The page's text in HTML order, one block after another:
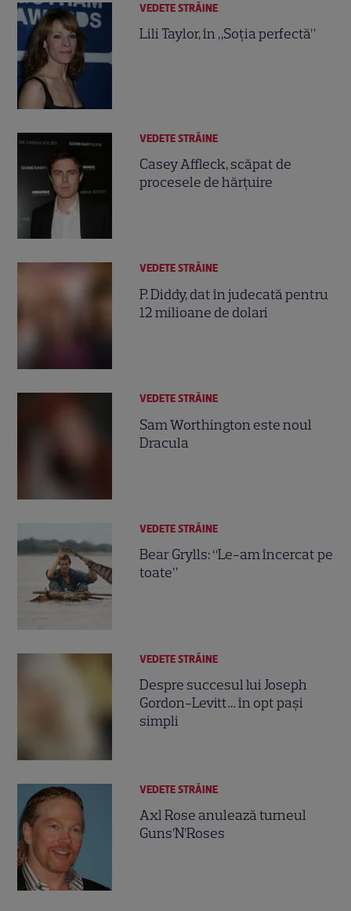
VEDETE STRĂINE
Lili Taylor, în „Soţia perfectă”
VEDETE STRĂINE
Casey Affleck, scăpat de
procesele de hărţuire
VEDETE STRĂINE
P. Diddy, dat în judecată pentru
12 milioane de dolari
VEDETE STRĂINE
Sam Worthington este noul
Dracula
VEDETE STRĂINE
Bear Grylls: “Le-am încercat pe
toate”
VEDETE STRĂINE
Despre succesul lui Joseph
Gordon-Levitt… în opt paşi
simpli
VEDETE STRĂINE
Axl Rose anulează turneul
Guns’N’Roses